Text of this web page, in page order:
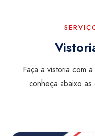
Faça a vistoria com
conheça abaixo